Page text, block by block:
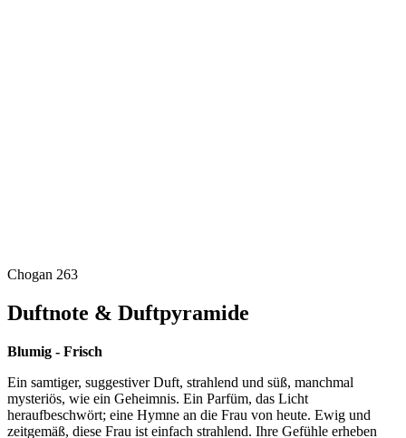
Chogan 263
Duftnote & Duftpyramide
Blumig - Frisch
Ein samtiger, suggestiver Duft, strahlend und süß, manchmal
mysteriös, wie ein Geheimnis. Ein Parfüm, das Licht
heraufbeschwört; eine Hymne an die Frau von heute. Ewig und
zeitgemäß, diese Frau ist einfach strahlend. Ihre Gefühle erheben